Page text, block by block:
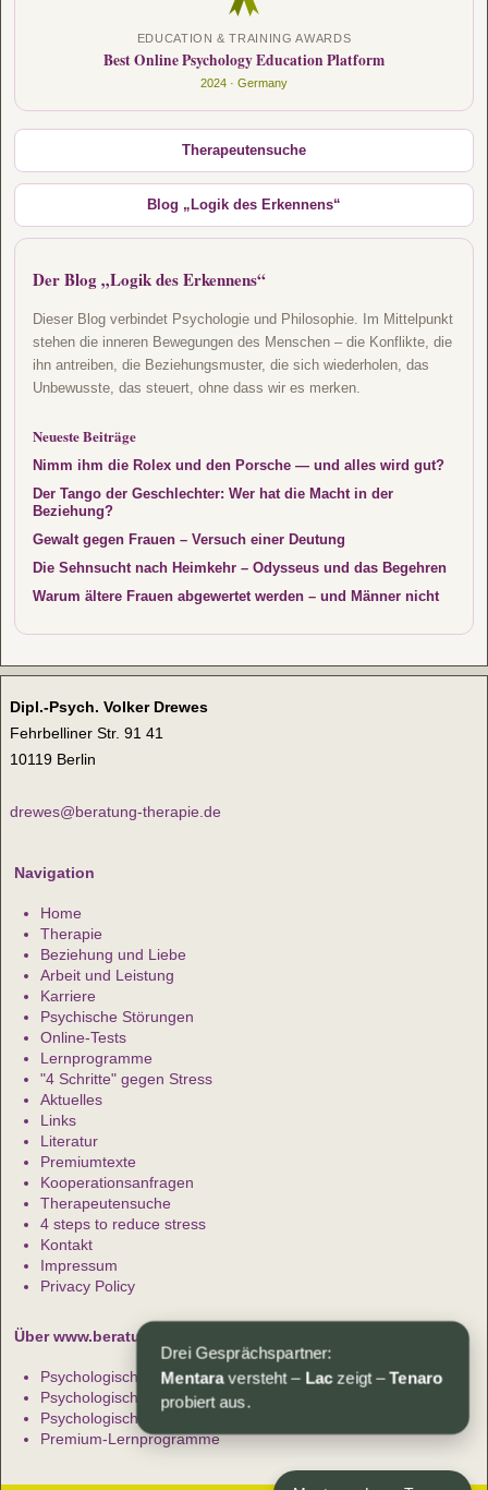
EDUCATION & TRAINING AWARDS
Best Online Psychology Education Platform
2024 · Germany
Therapeutensuche
Blog „Logik des Erkennens“
Der Blog „Logik des Erkennens“
Dieser Blog verbindet Psychologie und Philosophie. Im Mittelpunkt
stehen die inneren Bewegungen des Menschen – die Konflikte, die
ihn antreiben, die Beziehungsmuster, die sich wiederholen, das
Unbewusste, das steuert, ohne dass wir es merken.
Neueste Beiträge
Nimm ihm die Rolex und den Porsche — und alles wird gut?
Der Tango der Geschlechter: Wer hat die Macht in der
Beziehung?
Gewalt gegen Frauen – Versuch einer Deutung
Die Sehnsucht nach Heimkehr – Odysseus und das Begehren
Warum ältere Frauen abgewertet werden – und Männer nicht
Dipl.-Psych. Volker Drewes
Fehrbelliner Str. 91 41
10119 Berlin
drewes@beratung-therapie.de
Navigation
Home
Therapie
Beziehung und Liebe
Arbeit und Leistung
Karriere
Psychische Störungen
Online-Tests
Lernprogramme
"4 Schritte" gegen Stress
Aktuelles
Links
Literatur
Premiumtexte
Kooperationsanfragen
Therapeutensuche
4 steps to reduce stress
Kontakt
Impressum
Privacy Policy
Über www.beratung-therapie.de
Psychologische Beratung
Psychologische Artikel
Psychologische Tests
Premium-Lernprogramme
Drei Gesprächspartner:
Mentaraversteht – Laczeigt –Tenaro
probiert aus.